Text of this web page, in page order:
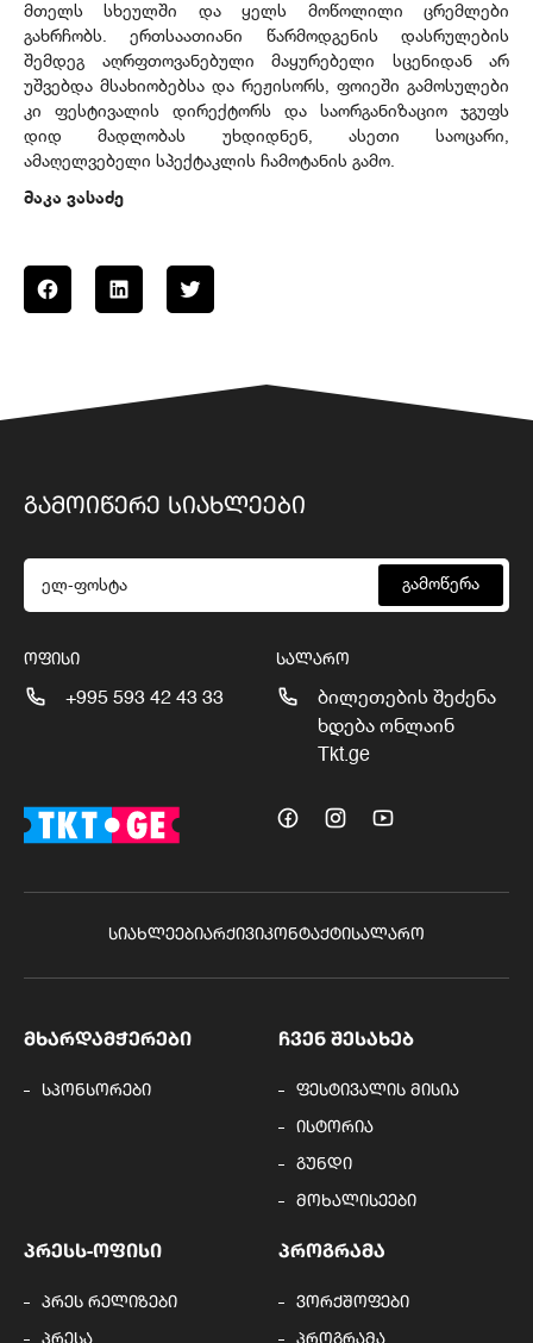
მთელს სხეულში და ყელს მოწოლილი ცრემლები
გახრჩობს. ერთსაათიანი წარმოდგენის დასრულების
შემდეგ აღრფთოვანებული მაყურებელი სცენიდან არ
უშვებდა მსახიობებსა და რეჟისორს, ფოიეში გამოსულები
კი ფესტივალის დირექტორს და საორგანიზაციო ჯგუფს
დიდ მადლობას უხდიდნენ, ასეთი საოცარი,
ამაღელვებელი სპექტაკლის ჩამოტანის გამო.
მაკა ვასაძე
ᲒᲐᲛᲝᲘᲬᲔᲠᲔ ᲡᲘᲐᲮᲚᲔᲔᲑᲘ
გამოწერა
ᲝᲤᲘᲡᲘ
+995 593 42 43 33
ᲡᲐᲚᲐᲠᲝ
ბილეთების შეძენა
ხდება ონლაინ
Tkt.ge
ᲡᲘᲐᲮᲚᲔᲔᲑᲘᲐᲠᲥᲘᲕᲘᲙᲝᲜᲢᲐᲥᲢᲘᲡᲐᲚᲐᲠᲝ
ᲛᲮᲐᲠᲓᲐᲛᲭᲔᲠᲔᲑᲘ
სპონსორები
ᲩᲕᲔᲜ ᲨᲔᲡᲐᲮᲔᲑ
ფესტივალის მისია
ისტორია
გუნდი
მოხალისეები
ᲞᲠᲔᲡᲡ-ᲝᲤᲘᲡᲘ
პრეს რელიზები
პრესა
ᲞᲠᲝᲒᲠᲐᲛᲐ
ვორქშოფები
პროგრამა